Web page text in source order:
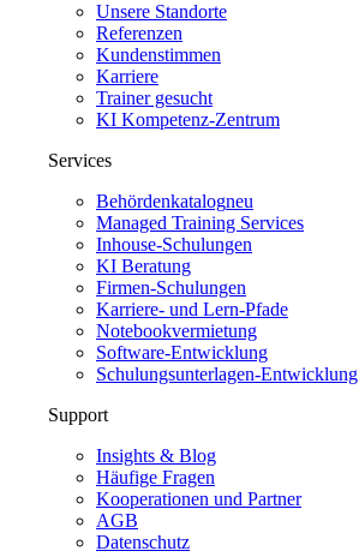
Unsere Standorte
Referenzen
Kundenstimmen
Karriere
Trainer gesucht
KI Kompetenz-Zentrum
Services
Behördenkatalogneu
Managed Training Services
Inhouse-Schulungen
KI Beratung
Firmen-Schulungen
Karriere- und Lern-Pfade
Notebookvermietung
Software-Entwicklung
Schulungsunterlagen-Entwicklung
Support
Insights & Blog
Häufige Fragen
Kooperationen und Partner
AGB
Datenschutz